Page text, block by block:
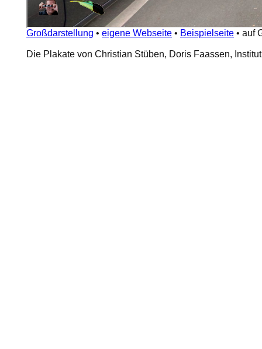
Großdarstellung • eigene Webseite • Beispielseite • auf
Die Plakate von Christian Stüben, Doris Faassen,